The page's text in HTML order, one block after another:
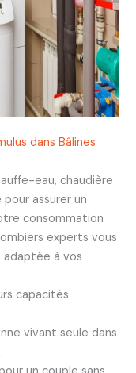
dans Bâlines
eau, chaudière
assurer un
consommation
experts vous
à vos
capacités
vivant seule dans
.